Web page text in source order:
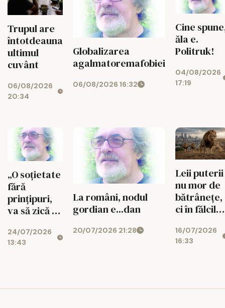
Trupul are
întotdeauna
ultimul
cuvânt
06/08/2026
20:34
Globalizarea
agalmatoremafobiei
06/08/2026 16:32
Cine
ăla e.
Politruk!
04/08/2026
17:19
„O soțietate
fără
prințipuri,
va să zică că
24/07/2026
13:43
La români, nodul
gordian e...dan
20/07/2026 21:28
Leii puterii
nu mor de
bătrânețe,
ci în fălcile
16/07/2026
16:33